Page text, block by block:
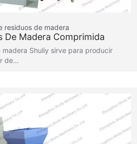
residuos de madera
De Madera Comprimida
Shuliy sirve para producir
de…